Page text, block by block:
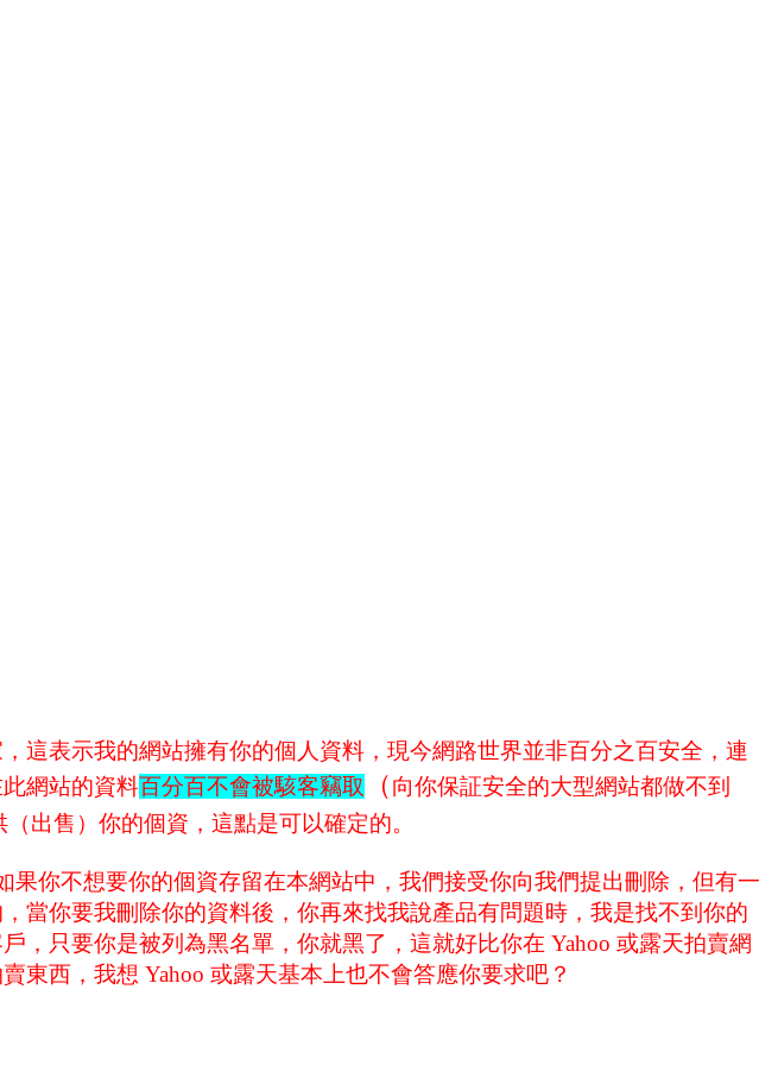
，這表示我的網站擁有你的個人資料，現今網路世界並非百分之百安全，連
網站的資料百分百不會被駭客竊取 （向你保証安全的大型網站都做不到
出售）你的個資，這點是可以確定的。
果你不想要你的個資存留在本網站中，我們接受你向我們提出刪除，但有一
當你要我刪除你的資料後，你再來找我說產品有問題時，我是找不到你的
只要你是被列為黑名單，你就黑了，這就好比你在 Yahoo 或露天拍賣網
東西，我想 Yahoo 或露天基本上也不會答應你要求吧？